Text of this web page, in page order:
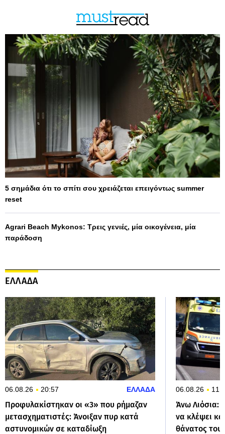
5 σημάδια ότι το σπίτι σου χρειάζεται επειγόντως summer
reset
Agrari Beach Mykonos: Τρεις γενιές, μία οικογένεια, μία
παράδοση
ΕΛΛΑΔΑ
06.08.26 20:57 ΕΛΛΑΔΑ
Προφυλακίστηκαν οι «3» που ρήμαζαν
μετασχηματιστές: Άνοιξαν πυρ κατά
αστυνομικών σε καταδίωξη
06.08.26
Άνω Λιόσια:
να κλέψει
θάνατος του